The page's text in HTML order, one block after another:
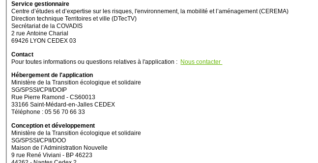
Service gestionnaire
Centre d’études et d’expertise sur les risques, l'environnement, la mobilité et l’aménagement (CEREMA)
Direction technique Territoires et ville (DTecTV)
Secrétariat de la COVADIS
2 rue Antoine Charial
69426 LYON CEDEX 03
Contact
Pour toutes informations ou questions relatives à l'application : Nous contacter
Hébergement de l'application
Ministère de la Transition écologique et solidaire
SG/SPSSI/CPII/DOIP
Rue Pierre Ramond - CS60013
33166 Saint-Médard-en-Jalles CEDEX
Téléphone : 05 56 70 66 33
Conception et développement
Ministère de la Transition écologique et solidaire
SG/SPSSI/CPII/DOO
Maison de l’Administration Nouvelle
9 rue René Viviani - BP 46223